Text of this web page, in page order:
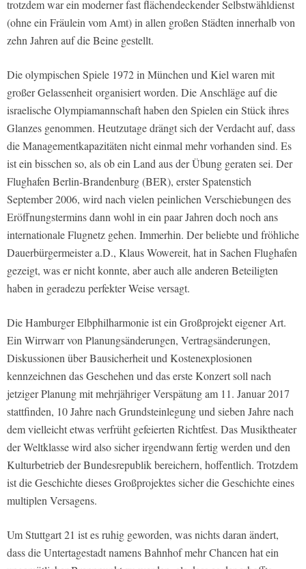
trotzdem war ein moderner fast flächendeckender Selbstwähldienst
(ohne ein Fräulein vom Amt) in allen großen Städten innerhalb von
zehn Jahren auf die Beine gestellt.
Die olympischen Spiele 1972 in München und Kiel waren mit
großer Gelassenheit organisiert worden. Die Anschläge auf die
israelische Olympiamannschaft haben den Spielen ein Stück ihres
Glanzes genommen. Heutzutage drängt sich der Verdacht auf, dass
die Managementkapazitäten nicht einmal mehr vorhanden sind. Es
ist ein bisschen so, als ob ein Land aus der Übung geraten sei. Der
Flughafen Berlin-Brandenburg (BER), erster Spatenstich
September 2006, wird nach vielen peinlichen Verschiebungen des
Eröffnungstermins dann wohl in ein paar Jahren doch noch ans
internationale Flugnetz gehen. Immerhin. Der beliebte und fröhliche
Dauerbürgermeister a.D., Klaus Wowereit, hat in Sachen Flughafen
gezeigt, was er nicht konnte, aber auch alle anderen Beteiligten
haben in geradezu perfekter Weise versagt.
Die Hamburger Elbphilharmonie ist ein Großprojekt eigener Art.
Ein Wirrwarr von Planungsänderungen, Vertragsänderungen,
Diskussionen über Bausicherheit und Kostenexplosionen
kennzeichnen das Geschehen und das erste Konzert soll nach
jetziger Planung mit mehrjähriger Verspätung am 11. Januar 2017
stattfinden, 10 Jahre nach Grundsteinlegung und sieben Jahre nach
dem vielleicht etwas verfrüht gefeierten Richtfest. Das Musiktheater
der Weltklasse wird also sicher irgendwann fertig werden und den
Kulturbetrieb der Bundesrepublik bereichern, hoffentlich. Trotzdem
ist die Geschichte dieses Großprojektes sicher die Geschichte eines
multiplen Versagens.
Um Stuttgart 21 ist es ruhig geworden, was nichts daran ändert,
dass die Untertagestadt namens Bahnhof mehr Chancen hat ein